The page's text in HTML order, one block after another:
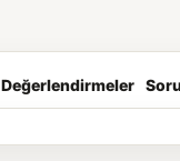
Değerlendirmeler